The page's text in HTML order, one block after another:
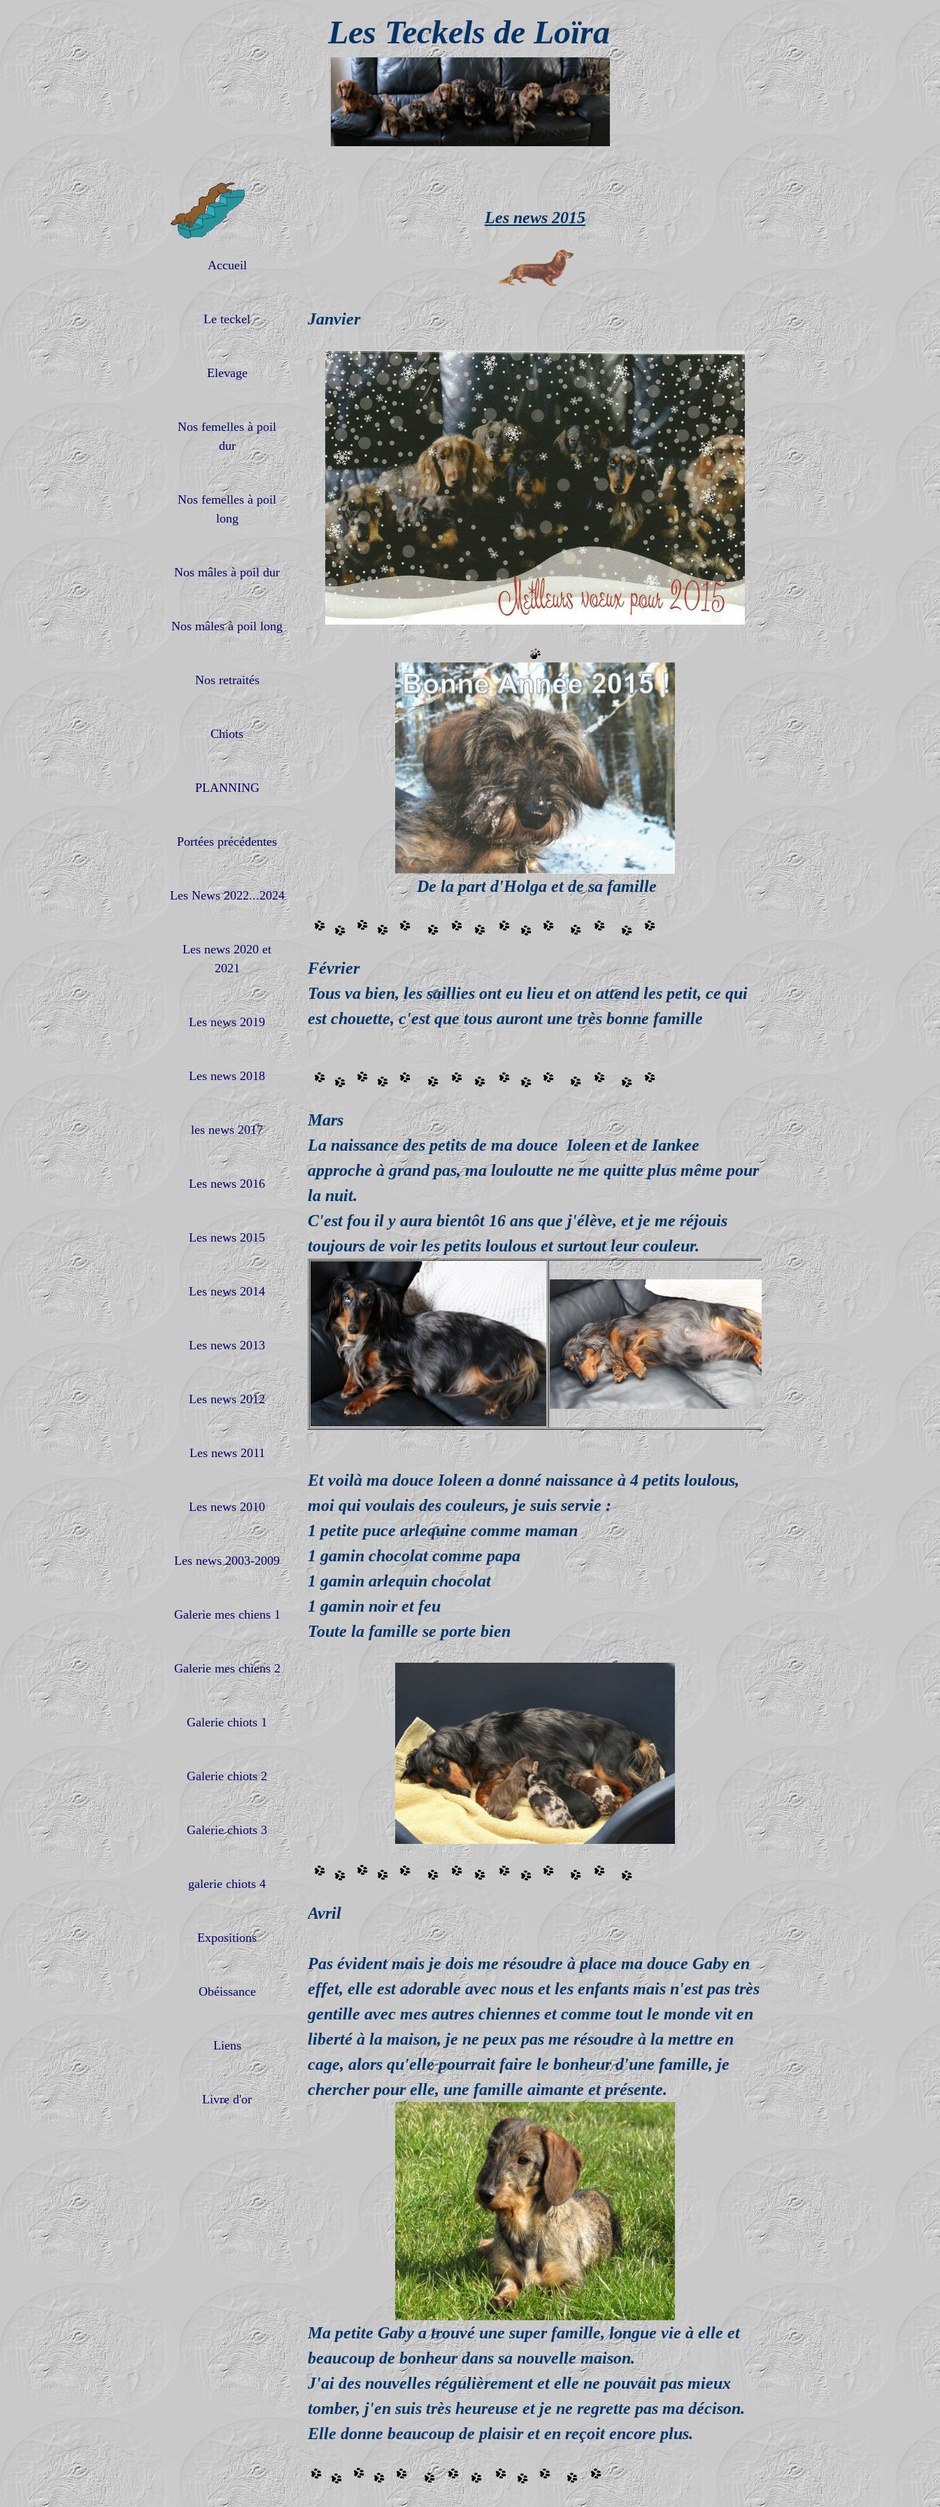
Les Teckels de Loïra
Accueil
Le teckel
Elevage
Nos femelles à poil
dur
Nos femelles à poil
long
Nos mâles à poil dur
Nos mâles à poil long
Nos retraités
Chiots
PLANNING
Portées précédentes
Les News 2022...2024
Les news 2020 et
2021
Les news 2019
Les news 2018
les news 2017
Les news 2016
Les news 2015
Les news 2014
Les news 2013
Les news 2012
Les news 2011
Les news 2010
Les news 2003-2009
Galerie mes chiens 1
Galerie mes chiens 2
Galerie chiots 1
Galerie chiots 2
Galerie chiots 3
galerie chiots 4
Expositions
Obéissance
Liens
Livre d'or
Les news 2015
Janvier
De la part d'Holga et de sa famille
Février
Tous va bien, les saillies ont eu lieu et on attend les petit, ce qui
est chouette, c'est que tous auront une très bonne famille
Mars
La naissance des petits de ma douce Ioleen et de Iankee
approche à grand pas, ma louloutte ne me quitte plus même pour
la nuit.
C'est fou il y aura bientôt 16 ans que j'élève, et je me réjouis
toujours de voir les petits loulous et surtout leur couleur.
Et voilà ma douce Ioleen a donné naissance à 4 petits loulous,
moi qui voulais des couleurs, je suis servie :
1 petite puce arlequine comme maman
1 gamin chocolat comme papa
1 gamin arlequin chocolat
1 gamin noir et feu
Toute la famille se porte bien
Avril
Pas évident mais je dois me résoudre à place ma douce Gaby en
effet, elle est adorable avec nous et les enfants mais n'est pas très
gentille avec mes autres chiennes et comme tout le monde vit en
liberté à la maison, je ne peux pas me résoudre à la mettre en
cage, alors qu'elle pourrait faire le bonheur d'une famille, je
chercher pour elle, une famille aimante et présente.
Ma petite Gaby a trouvé une super famille, longue vie à elle et
beaucoup de bonheur dans sa nouvelle maison.
J'ai des nouvelles régulièrement et elle ne pouvait pas mieux
tomber, j'en suis très heureuse et je ne regrette pas ma décison.
Elle donne beaucoup de plaisir et en reçoit encore plus.